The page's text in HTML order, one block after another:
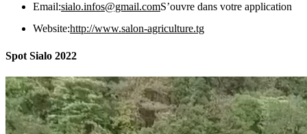
Email:sialo.infos@gmail.comS’ouvre dans votre application
Website:http://www.salon-agriculture.tg
Spot Sialo 2022